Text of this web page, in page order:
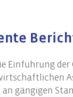
und
Einführung